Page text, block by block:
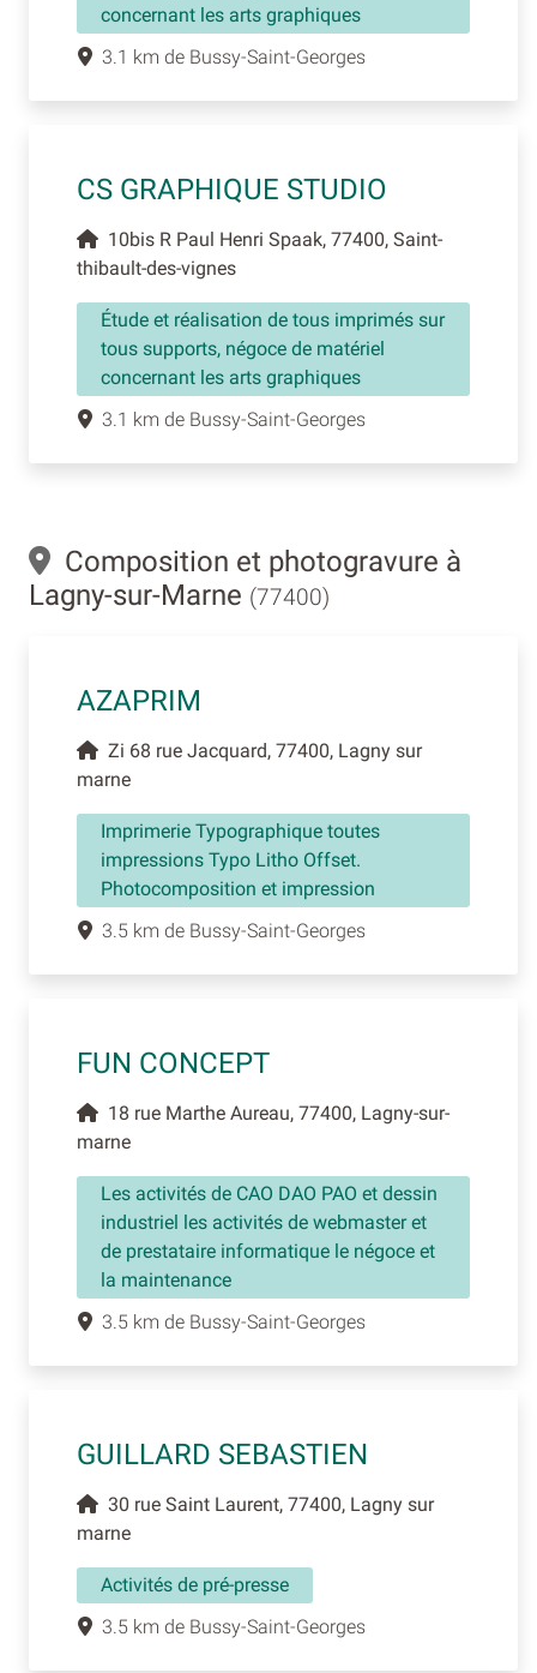
concernant les arts graphiques
3.1 km de Bussy-Saint-Georges
CS GRAPHIQUE STUDIO
10bis R Paul Henri Spaak, 77400, Saint-
thibault-des-vignes
Étude et réalisation de tous imprimés sur
tous supports, négoce de matériel
concernant les arts graphiques
3.1 km de Bussy-Saint-Georges
Composition et photogravure à
Lagny-sur-Marne (77400)
AZAPRIM
Zi 68 rue Jacquard, 77400, Lagny sur
marne
Imprimerie Typographique toutes
impressions Typo Litho Offset.
Photocomposition et impression
3.5 km de Bussy-Saint-Georges
FUN CONCEPT
18 rue Marthe Aureau, 77400, Lagny-sur-
marne
Les activités de CAO DAO PAO et dessin
industriel les activités de webmaster et
de prestataire informatique le négoce et
la maintenance
3.5 km de Bussy-Saint-Georges
GUILLARD SEBASTIEN
30 rue Saint Laurent, 77400, Lagny sur
marne
Activités de pré-presse
3.5 km de Bussy-Saint-Georges